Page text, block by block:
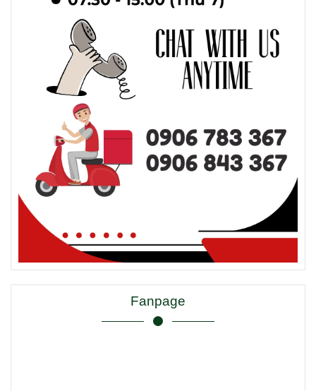
Fanpage